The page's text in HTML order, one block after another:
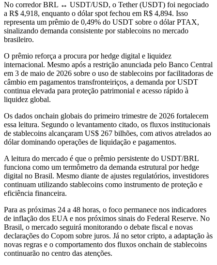
No corredor BRL ↔ USDT/USD, o Tether (USDT) foi negociado
a R$ 4,918, enquanto o dólar spot fechou em R$ 4,894. Isso
representa um prêmio de 0,49% do USDT sobre o dólar PTAX,
sinalizando demanda consistente por stablecoins no mercado
brasileiro.
O prêmio reforça a procura por hedge digital e liquidez
internacional. Mesmo após a restrição anunciada pelo Banco Central
em 3 de maio de 2026 sobre o uso de stablecoins por facilitadoras de
câmbio em pagamentos transfronteiriços, a demanda por USDT
continua elevada para proteção patrimonial e acesso rápido à
liquidez global.
Os dados onchain globais do primeiro trimestre de 2026 fortalecem
essa leitura. Segundo o levantamento citado, os fluxos institucionais
de stablecoins alcançaram US$ 267 bilhões, com ativos atrelados ao
dólar dominando operações de liquidação e pagamentos.
A leitura do mercado é que o prêmio persistente do USDT/BRL
funciona como um termômetro da demanda estrutural por hedge
digital no Brasil. Mesmo diante de ajustes regulatórios, investidores
continuam utilizando stablecoins como instrumento de proteção e
eficiência financeira.
Para as próximas 24 a 48 horas, o foco permanece nos indicadores
de inflação dos EUA e nos próximos sinais do Federal Reserve. No
Brasil, o mercado seguirá monitorando o debate fiscal e novas
declarações do Copom sobre juros. Já no setor cripto, a adaptação às
novas regras e o comportamento dos fluxos onchain de stablecoins
continuarão no centro das atenções.